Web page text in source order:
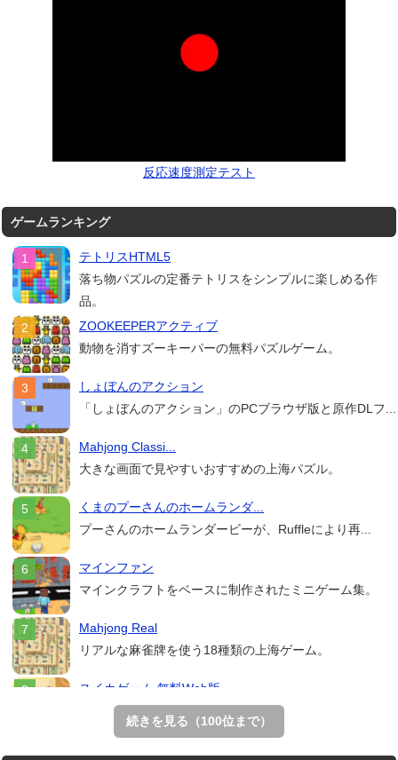
反応速度測定テスト
ゲームランキング
テトリスHTML5
落ち物パズルの定番テトリスをシンプルに楽しめる作
品。
ZOOKEEPERアクティブ
動物を消すズーキーパーの無料パズルゲーム。
しょぼんのアクション
「しょぼんのアクション」のPCブラウザ版と原作DLフ...
Mahjong Classi...
大きな画面で見やすいおすすめの上海パズル。
くまのプーさんのホームランダ...
プーさんのホームランダービーが、Ruffleにより再...
マインファン
マインクラフトをベースに制作されたミニゲーム集。
Mahjong Real
リアルな麻雀牌を使う18種類の上海ゲーム。
スイカゲーム 無料Web版
スイカゲームをスクラッチで再現した無料Web版。
続きを見る（100位まで）